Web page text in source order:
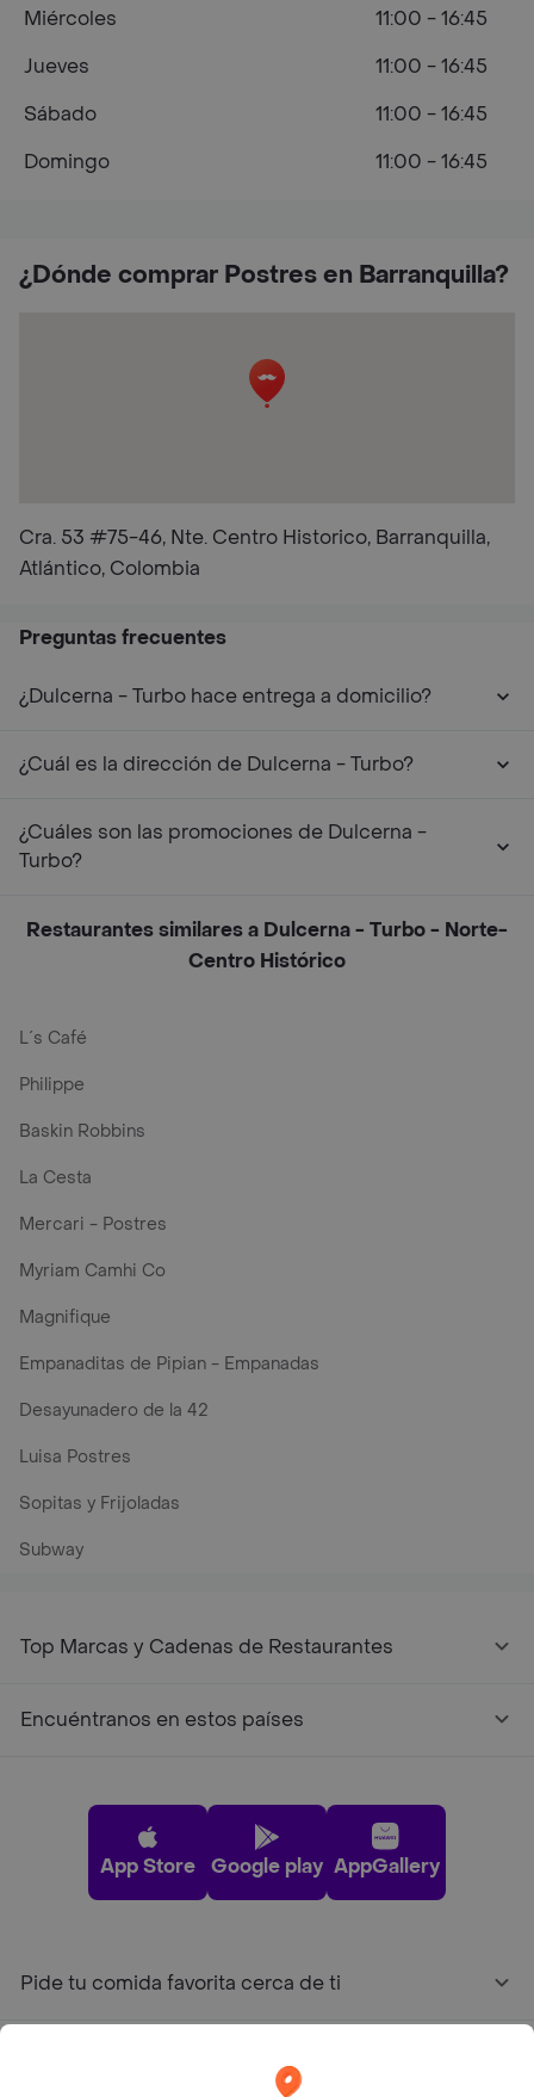
¿Dónde comprar Postres en Barranquilla?
Cra. 53 #75-46, Nte. Centro Historico, Barranquilla,
Atlántico, Colombia
Miércoles
11:00 - 16:45
Jueves
11:00 - 16:45
Sábado
11:00 - 16:45
Domingo
11:00 - 16:45
Preguntas frecuentes
¿Dulcerna - Turbo hace entrega a domicilio?
¿Cuál es la dirección de Dulcerna - Turbo?
¿Cuáles son las promociones de Dulcerna -
Turbo?
Restaurantes similares a Dulcerna - Turbo - Norte-
Centro Histórico
L´s Café
Philippe
Baskin Robbins
La Cesta
Mercari - Postres
Myriam Camhi Co
Magnifique
Empanaditas de Pipian - Empanadas
Desayunadero de la 42
Luisa Postres
Sopitas y Frijoladas
Subway
Top Marcas y Cadenas de Restaurantes
Encuéntranos en estos países
App Store Google play AppGallery
Pide tu comida favorita cerca de ti